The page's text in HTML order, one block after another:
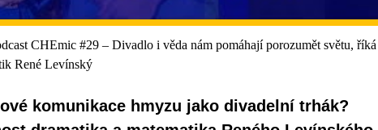
CHEmic #29 – Divadlo i věda nám pomáhají porozumět světu, říká
René Levínský
komunikace hmyzu jako divadelní trhák?